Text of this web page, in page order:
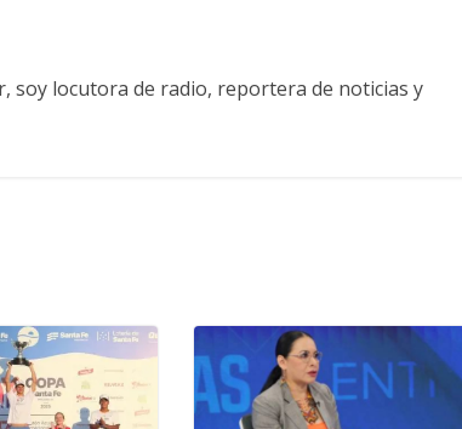
soy locutora de radio, reportera de noticias y